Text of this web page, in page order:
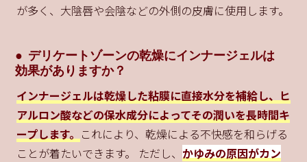
が多く、大陰唇や会陰などの外側の皮膚に使用します。
デリケートゾーンの乾燥にインナージェルは
効果がありますか？
インナージェルは乾燥した粘膜に直接水分を補給し、ヒ
アルロン酸などの保水成分によってその潤いを長時間キ
ープします。 これにより、乾燥による不快感を和らげる
ことが着たいできます。 ただし、 かゆみの原因がカン